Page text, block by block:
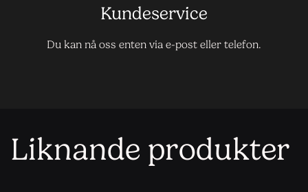
Kundeservice
Du kan nå oss enten via e-post eller telefon.
Liknande produkter